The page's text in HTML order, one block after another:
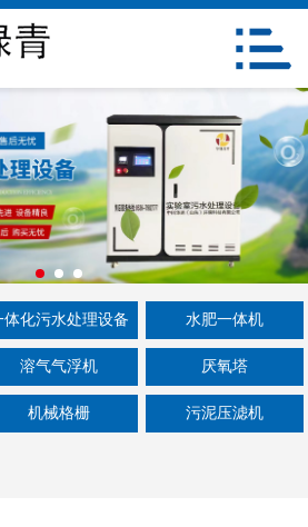
关于我们
产品中心
新闻资讯
工程案例
在线留言
体化污水处理设备 水肥一体机
溶气气浮机 厌氧塔
机械格栅 污泥压滤机